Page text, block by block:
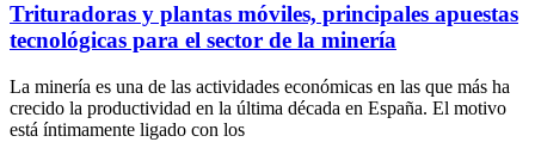
Trituradoras y plantas móviles, principales apuestas
tecnológicas para el sector de la minería
La minería es una de las actividades económicas en las que más ha
crecido la productividad en la última década en España. El motivo
está íntimamente ligado con los